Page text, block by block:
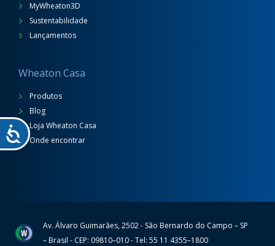
MyWheaton3D
Sustentabilidade
Lançamentos
Wheaton Casa
Produtos
Blog
Loja Wheaton Casa
Onde encontrar
WheatonAv. Álvaro Guimarães, 2502 - São Bernardo do Campo – SP
– Brasil - CEP: 09810–010 - Tel: 55 11 4355–1800